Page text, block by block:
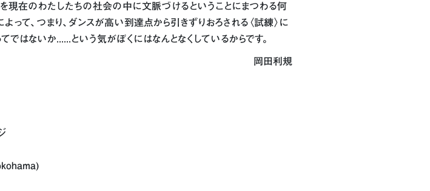
を現在のわたしたちの社会の中に文脈づけるということにまつわる何
って、つまり、ダンスが高い到達点から引きずりおろされる〈試練〉に
はないか......という気がぼくにはなんとなくしているからです。
岡田利規